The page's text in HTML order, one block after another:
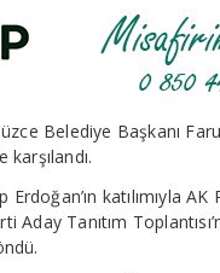
Belediye Başkanı
katılımıyla
Tanıtım